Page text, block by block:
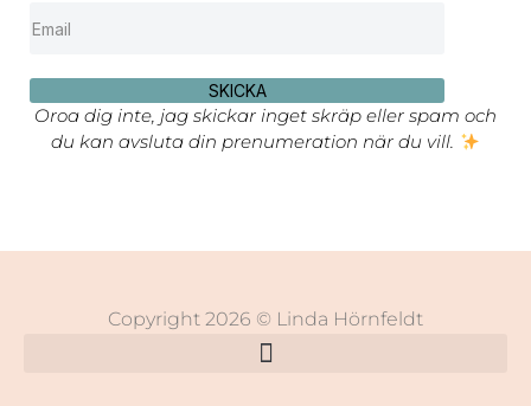
SKICKA
Oroa dig inte, jag skickar inget skräp eller spam och
du kan avsluta din prenumeration när du vill.
Copyright 2026 © Linda Hörnfeldt